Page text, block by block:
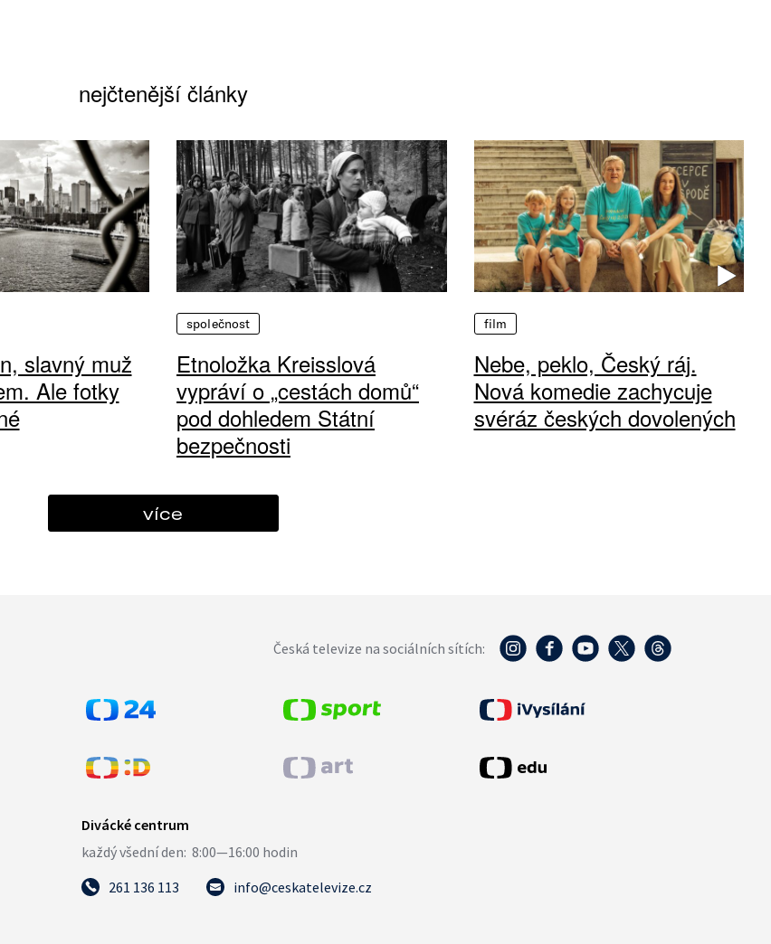
nejčtenější články
slavný muž
Ale fotky
společnost
Etnoložka Kreisslová
vypráví o „cestách domů“
pod dohledem Státní
bezpečnosti
film
Nebe, peklo, Český ráj.
Nová komedie zachycuje
svéráz českých dovolených
více
Česká televize na sociálních sítích:
261 136 113 info@ceskatelevize.cz